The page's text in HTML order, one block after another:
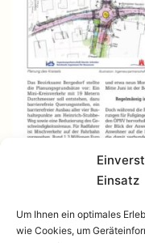
Einsatz
Um Ihnen ein optimales
wie Cookies, um